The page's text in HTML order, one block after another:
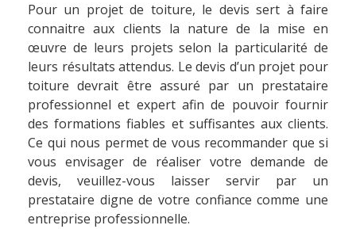
Pour un projet de toiture, le devis sert à faire
connaitre aux clients la nature de la mise en
œuvre de leurs projets selon la particularité de
leurs résultats attendus. Le devis d’un projet pour
toiture devrait être assuré par un prestataire
professionnel et expert afin de pouvoir fournir
des formations fiables et suffisantes aux clients.
Ce qui nous permet de vous recommander que si
vous envisager de réaliser votre demande de
devis, veuillez-vous laisser servir par un
prestataire digne de votre confiance comme une
entreprise professionnelle.